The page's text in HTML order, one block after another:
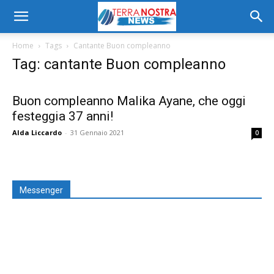
Home Tags Cantante Buon compleanno
Tag: cantante Buon compleanno
Buon compleanno Malika Ayane, che oggi
festeggia 37 anni!
Alda Liccardo - 31 Gennaio 2021 0
Messenger